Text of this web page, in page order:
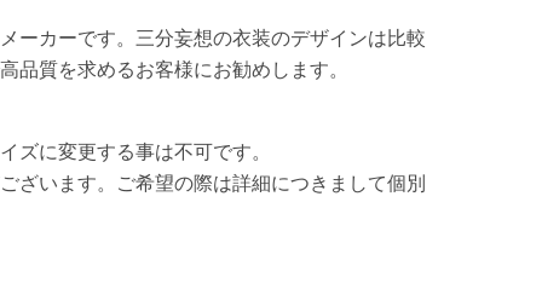
カーです。三分妄想の衣装のデザインは比較
質を求めるお客様にお勧めします。
に変更する事は不可です。
ざいます。ご希望の際は詳細につきまして個別